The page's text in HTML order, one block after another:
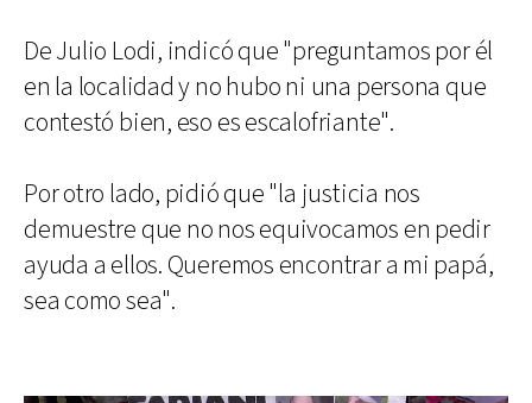
De Julio Lodi, indicó que "preguntamos por él
en la localidad y no hubo ni una persona que
contestó bien, eso es escalofriante".
Por otro lado, pidió que "la justicia nos
demuestre que no nos equivocamos en pedir
ayuda a ellos. Queremos encontrar a mi papá,
sea como sea".